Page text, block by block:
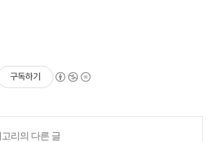
구독하기
고리의 다른 글